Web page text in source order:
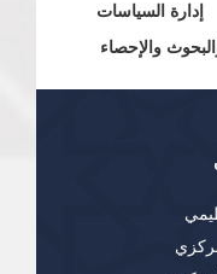
والإحصاء